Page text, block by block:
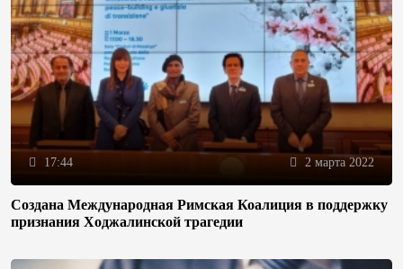
17:44 2 марта 2022
Создана Международная Римская Коалиция в поддержку
признания Ходжалинской трагедии